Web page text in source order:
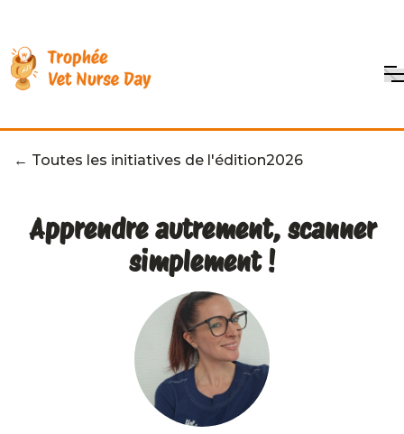
← Toutes les initiatives de l'édition2026
Apprendre autrement, scanner
simplement !